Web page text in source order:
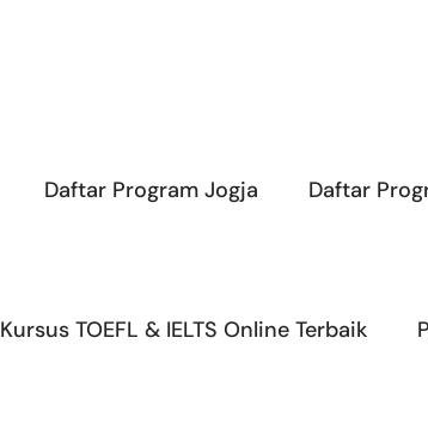
Daftar Program Jogja Daftar
Kursus TOEFL & IELTS Online Terbaik